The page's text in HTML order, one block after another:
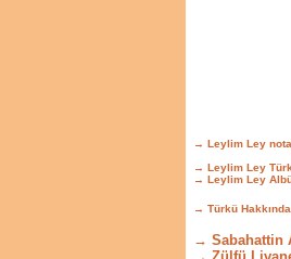
→ Leylim Ley
→ Leylim Ley
→ Leylim Ley
→ Türkü
→ Sabahattin